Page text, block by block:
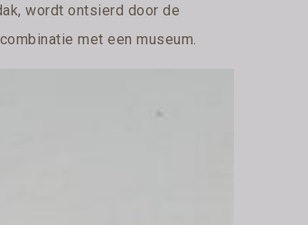
wordt ontsierd door de
met een museum.